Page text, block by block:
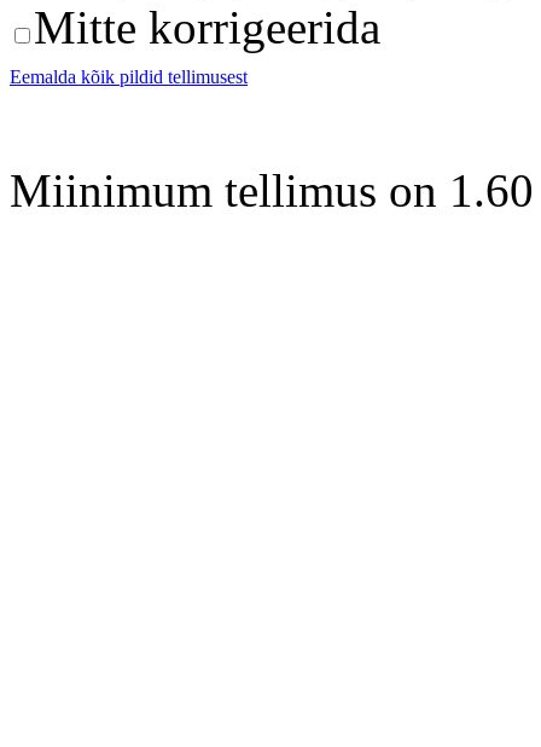
Mitte korrigeerida
Eemalda kõik pildid tellimusest
Miinimum tellimus on